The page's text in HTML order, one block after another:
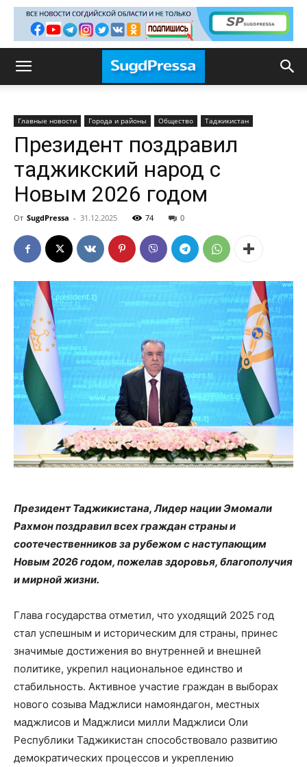
Главные новости Города и районы Общество Таджикистан
Президент поздравил
таджикский народ с
Новым 2026 годом
От SugdPressa - 31.12.2025 74 0
Президент Таджикистана, Лидер нации Эмомали
Рахмон поздравил всех граждан страны и
соотечественников за рубежом с наступающим
Новым 2026 годом, пожелав здоровья, благополучия
и мирной жизни.
Глава государства отметил, что уходящий 2025 год
стал успешным и историческим для страны, принес
значимые достижения во внутренней и внешней
политике, укрепил национальное единство и
стабильность. Активное участие граждан в выборах
нового созыва Маджлиси намояндагон, местных
маджлисов и Маджлиси милли Маджлиси Оли
Республики Таджикистан способствовало развитию
демократических процессов и укреплению